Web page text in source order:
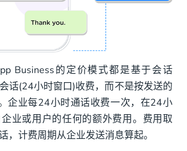
Business的定价模式都是基于会话
话(24小时窗口)收费，而不是按发送的
企业每24小时通话收费一次，在24小
业或用户的任何的额外费用。费用取
，计费周期从企业发送消息算起。